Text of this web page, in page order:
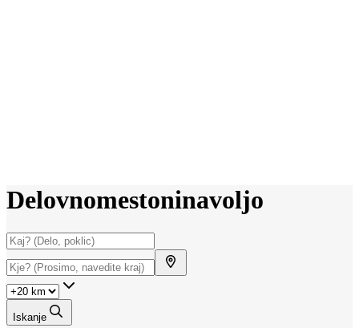
Delovnomestoninavoljo
Iskanje